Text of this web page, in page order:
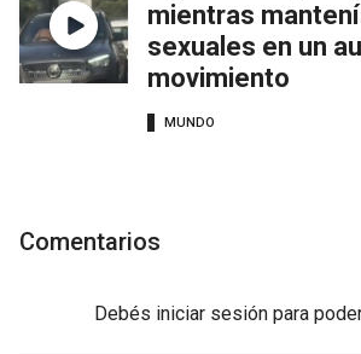
mientras
sexuales en un
movimiento
MUNDO
Comentarios
Debés iniciar sesión para